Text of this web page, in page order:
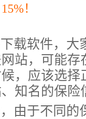
15%！
载软件，大
站，可能
，应该选
知名的保险
由于不同的